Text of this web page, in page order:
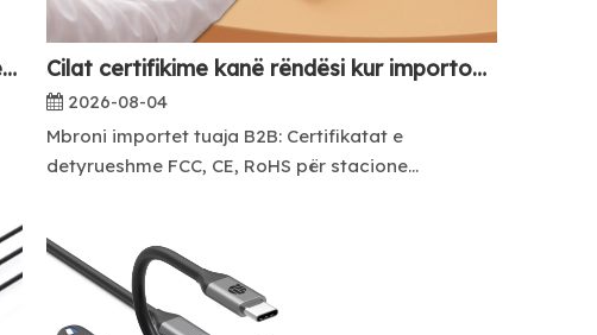
Si të madhësia e shpërndarësit USB-C me shumë porta për stacionet e punës së laptopëve? Cilat certifikime kanë rëndësi kur importoni stacione lidhëse USB C?
2026-08-04
Mbroni importet tuaja B2B: Certifikatat e
detyrueshme FCC, CE, RoHS për stacione...